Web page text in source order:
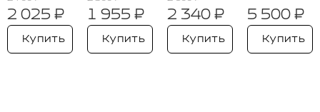
2 025 ₽
Купить
1 955 ₽
Купить
2 340 ₽
Купить
5 500 ₽
Купить